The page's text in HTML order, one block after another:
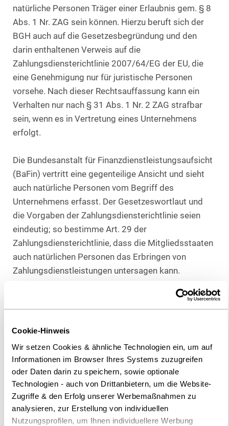
Cookie-Hinweis
Wir setzen Cookies & ähnliche Technologien ein, um auf
Informationen im Browser Ihres Systems zuzugreifen
oder Daten darin zu speichern, sowie optionale
Technologien - auch von Drittanbietern, um die Website-
Zugriffe & den Erfolg unserer Werbemaßnahmen zu
analysieren, zur Erstellung von individuellen
Nutzungsprofilen, um Ihnen individuellere Werbung
natürliche Personen Träger einer Erlaubnis gem. § 8
Abs. 1 Nr. ZAG sein können. Hierzu beruft sich der
BGH auch auf die Gesetzesbegründung und den
darin enthaltenen Verweis auf die
Zahlungsdiensterichtlinie 2007/64/EG der EU, die
eine Genehmigung nur für juristische Personen
vorsehe. Nach dieser Rechtsauffassung kann ein
Verhalten nur nach § 31 Abs. 1 Nr. 2 ZAG strafbar
sein, wenn es in Vertretung eines Unternehmens
erfolgt.
Die Bundesanstalt für Finanzdienstleistungsaufsicht
(BaFin) vertritt eine gegenteilige Ansicht und sieht
auch natürliche Personen vom Begriff des
Unternehmens erfasst. Der Gesetzeswortlaut und
die Vorgaben der Zahlungsdiensterichtlinie seien
eindeutig; so bestimme Art. 29 der
Zahlungsdiensterichtlinie, dass die Mitgliedsstaaten
auch natürlichen Personen das Erbringen von
Zahlungsdienstleistungen untersagen kann.
Die Entscheidung des BGH verdient Zustimmung.
Zahlungsinstitute können im deutschen Recht nur
Unternehmen sein. Eine Strafbarkeit von
Unternehmen handeln, muss nach dem
Bestimmtheitsgebot (§ 1 StGB und Art. 103 Abs. 2
GG) ausscheiden. § 31 Abs. 1 Nr. 2 ZAG setzt
voraus, dass der Täter ohne Erlaubnis nach § 8 ZAG
Zahlungsdienste erbringt; eine Erlaubnis für
Privatpersonen ist dort aber gerade nicht